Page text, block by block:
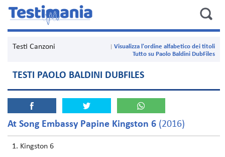
Testi Canzoni
Visualizza l'ordine alfabetico dei titoli
Tutto su Paolo Baldini DubFiles
TESTI PAOLO BALDINI DUBFILES
At Song Embassy Papine Kingston 6 (2016)
Kingston 6